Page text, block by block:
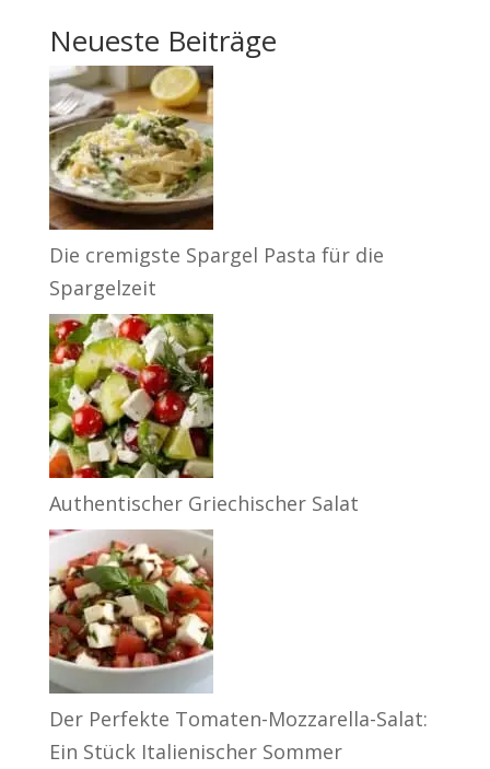
Neueste Beiträge
Die cremigste Spargel Pasta für die
Spargelzeit
Authentischer Griechischer Salat
Der Perfekte Tomaten-Mozzarella-Salat:
Ein Stück Italienischer Sommer